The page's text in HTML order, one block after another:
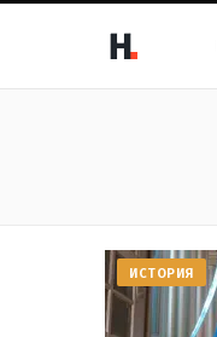
ИСТОРИЯ